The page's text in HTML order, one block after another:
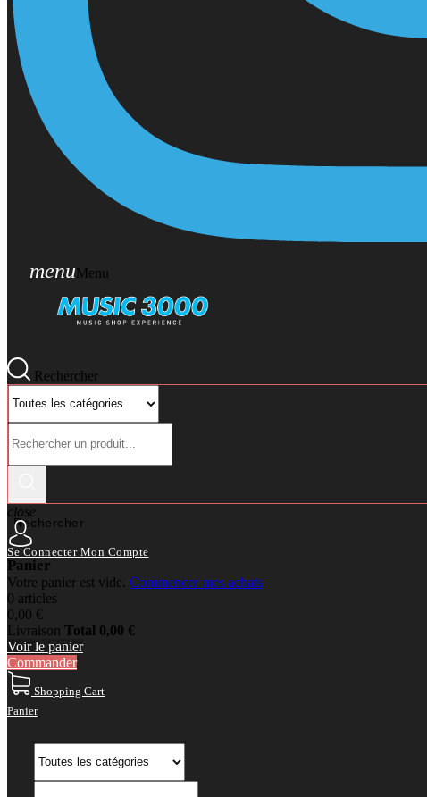
menuMenu
Rechercher
Rechercher
close
Se Connecter Mon Compte
Panier
Votre panier est vide. Commencer mes achats
0 articles
0,00 €
Livraison Total 0,00 €
Voir le panier
Commander
Shopping Cart
Panier